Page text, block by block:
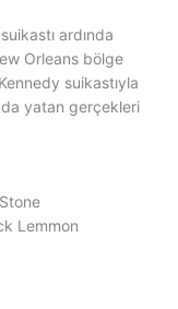
ardında
Orleans bölge
suikastıyla
yatan gerçekleri
Lemmon